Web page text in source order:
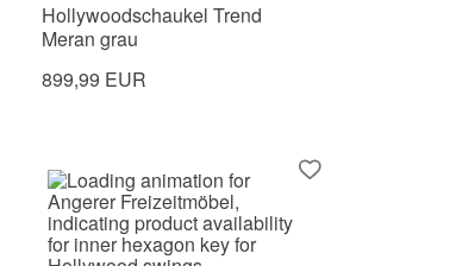
Hollywoodschaukel Trend
Meran grau
899,99 EUR